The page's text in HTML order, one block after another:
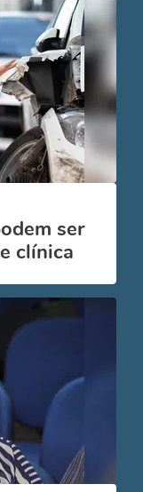
ser
clínica